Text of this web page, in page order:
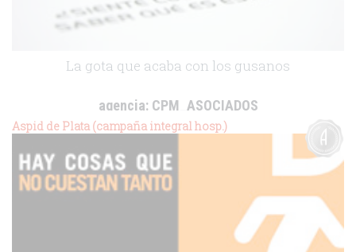
La gota que acaba con los gusanos
agencia:CPM_ASOCIADOS
cliente:Bayer Healthcare
Aspid de Plata (campaña integral hosp.)